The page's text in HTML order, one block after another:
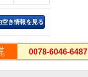
空き情報を見る
) 0078-6046-6487